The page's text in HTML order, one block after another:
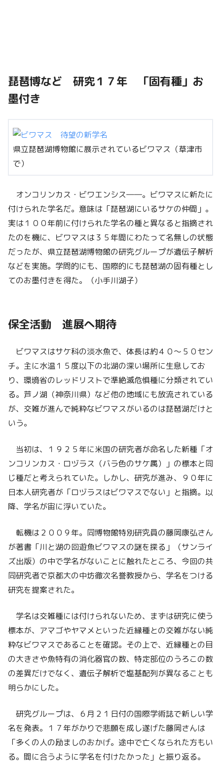
琵琶博など 研究１７年 「固有種」お
墨付き
県立琵琶湖博物館に展示されているビワマス（草津市
で）
オンコリンカス・ビワエンシス――。ビワマスに新たに
付けられた学名だ。意味は「琵琶湖にいるサケの仲間」。
実は１００年前に付けられた学名の種と異なると指摘され
たのを機に、ビワマスは３５年間にわたって名無しの状態
だったが、県立琵琶湖博物館の研究グループが遺伝子解析
などを実施。学問的にも、国際的にも琵琶湖の固有種とし
てのお墨付きを得た。（小手川湖子）
保全活動 進展へ期待
ビワマスはサケ科の淡水魚で、体長は約４０～５０セン
チ。主に水温１５度以下の北湖の深い場所に生息してお
り、環境省のレッドリストで準絶滅危惧種に分類されてい
る。芦ノ湖（神奈川県）など他の地域にも放流されている
が、交雑が進んで純粋なビワマスがいるのは琵琶湖だけと
いう。
当初は、１９２５年に米国の研究者が命名した新種「オ
ンコリンカス・ロヅラス（バラ色のサケ属）」の標本と同
じ種だと考えられていた。しかし、研究が進み、９０年に
日本人研究者が「ロヅラスはビワマスでない」と指摘。以
降、学名が宙に浮いていた。
転機は２００９年。同博物館特別研究員の藤岡康弘さん
が著書「川と湖の回遊魚ビワマスの謎を探る」（サンライ
ズ出版）の中で学名がないことに触れたところ、今回の共
同研究者で京都大の中坊徹次名誉教授から、学名をつける
研究を提案された。
学名は交雑種には付けられないため、まずは研究に使う
標本が、アマゴやヤマメといった近縁種との交雑がない純
粋なビワマスであることを確認。その上で、近縁種との目
の大きさや魚特有の消化器官の数、特定部位のうろこの数
の差異だけでなく、遺伝子解析で塩基配列が異なることも
明らかにした。
研究グループは、６月２１日付の国際学術誌で新しい学
名を発表。１７年がかりで悲願を成し遂げた藤岡さんは
「多くの人の励ましのおかげ。途中で亡くなられた方もい
る。間に合うように学名を付けたかった」と振り返る。